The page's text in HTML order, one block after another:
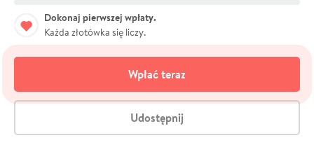
Dokonaj pierwszej wpłaty.
Każda złotówka się liczy.
Wpłać teraz
Udostępnij